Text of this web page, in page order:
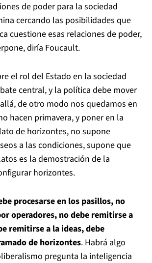
de poder para la sociedad
cercando las posibilidades que
cuestione esas relaciones de poder,
diría Foucault.
el rol del Estado en la sociedad
central, y la política debe mover
de otro modo nos quedamos en
hacen primavera, y poner en la
de horizontes, no supone
a las condiciones, supone que
es la demostración de la
horizontes.
procesarse en los pasillos, no
operadores, no debe remitirse a
remitirse a la ideas, debe
de horizontes. Habrá algo
pregunta la inteligencia